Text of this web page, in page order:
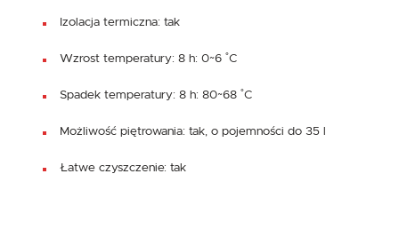
Izolacja termiczna: tak
Wzrost temperatury: 8 h: 0~6 ˚C
Spadek temperatury: 8 h: 80~68 ˚C
Możliwość piętrowania: tak, o pojemności do 35 l
Łatwe czyszczenie: tak